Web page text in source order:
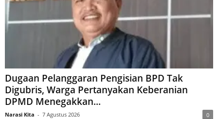
Dugaan Pelanggaran Pengisian BPD Tak
Digubris, Warga Pertanyakan Keberanian
DPMD Menegakkan...
Narasi Kita - 7 Agustus 2026 0